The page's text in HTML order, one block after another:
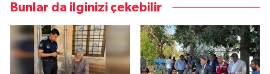
Bunlar da ilginizi çekebilir